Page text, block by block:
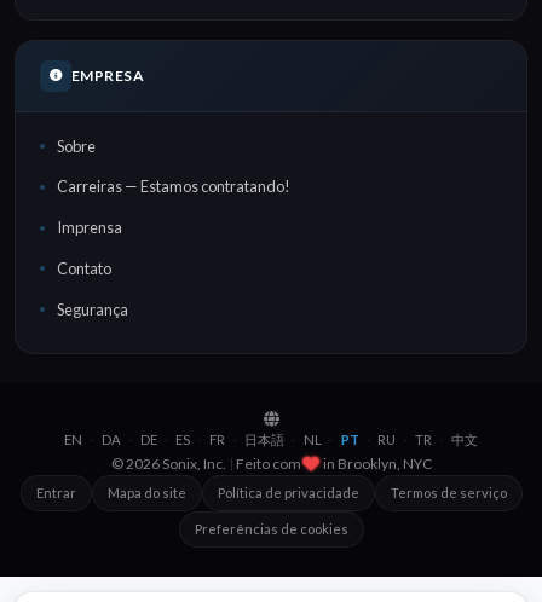
EMPRESA
Sobre
Carreiras — Estamos contratando!
Imprensa
Contato
Segurança
EN · DA · DE · ES · FR · 日本語 · NL · PT · RU · TR · 中文
© 2026 Sonix, Inc. | Feito com in Brooklyn, NYC
Entrar Mapa do site Política de privacidade Termos de serviço
Preferências de cookies